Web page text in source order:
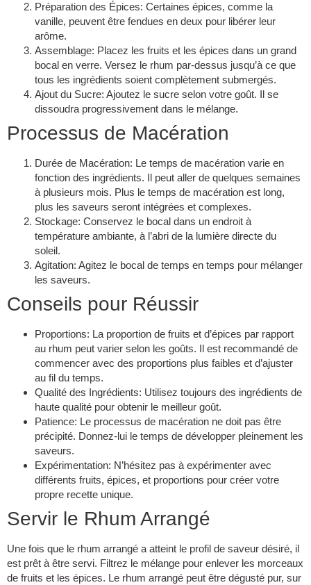
Préparation des Épices: Certaines épices, comme la
vanille, peuvent être fendues en deux pour libérer leur
arôme.
Assemblage: Placez les fruits et les épices dans un grand
bocal en verre. Versez le rhum par-dessus jusqu’à ce que
tous les ingrédients soient complètement submergés.
Ajout du Sucre: Ajoutez le sucre selon votre goût. Il se
dissoudra progressivement dans le mélange.
Processus de Macération
Durée de Macération: Le temps de macération varie en
fonction des ingrédients. Il peut aller de quelques semaines
à plusieurs mois. Plus le temps de macération est long,
plus les saveurs seront intégrées et complexes.
Stockage: Conservez le bocal dans un endroit à
température ambiante, à l’abri de la lumière directe du
soleil.
Agitation: Agitez le bocal de temps en temps pour mélanger
les saveurs.
Conseils pour Réussir
Proportions: La proportion de fruits et d’épices par rapport
au rhum peut varier selon les goûts. Il est recommandé de
commencer avec des proportions plus faibles et d’ajuster
au fil du temps.
Qualité des Ingrédients: Utilisez toujours des ingrédients de
haute qualité pour obtenir le meilleur goût.
Patience: Le processus de macération ne doit pas être
précipité. Donnez-lui le temps de développer pleinement les
saveurs.
Expérimentation: N’hésitez pas à expérimenter avec
différents fruits, épices, et proportions pour créer votre
propre recette unique.
Servir le Rhum Arrangé
Une fois que le rhum arrangé a atteint le profil de saveur désiré, il
est prêt à être servi. Filtrez le mélange pour enlever les morceaux
de fruits et les épices. Le rhum arrangé peut être dégusté pur, sur